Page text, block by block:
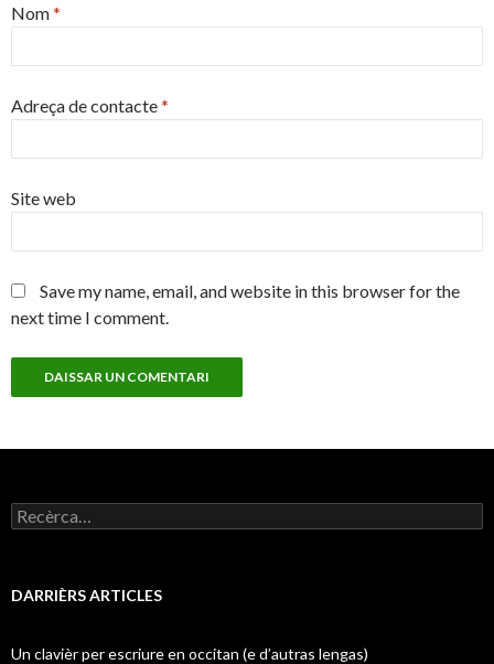
Nom*
Adreça de contacte*
Site web
Save my name, email, and website in this browser for the
next time I comment.
Recercar :
DARRIÈRS ARTICLES
Un clavièr per escriure en occitan (e d’autras lengas)